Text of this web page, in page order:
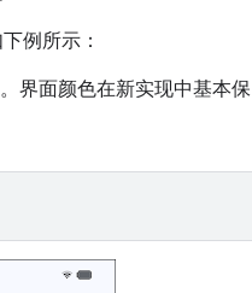
例所示：
界面颜色在新实现中基本保